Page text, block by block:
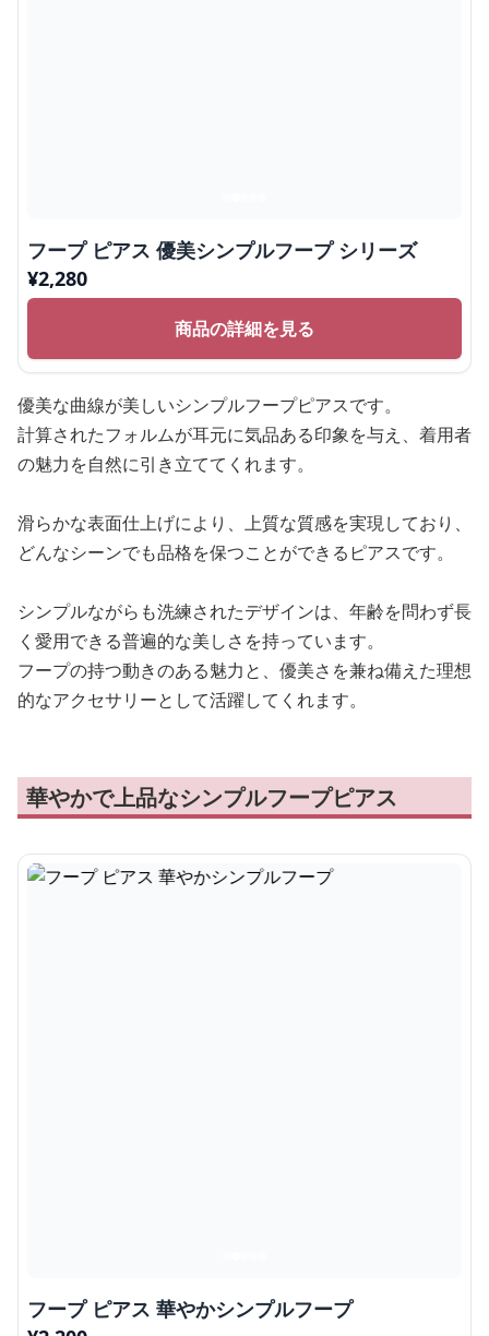
フープ ピアス 優美シンプルフープ シリーズ
¥2,280
商品の詳細を見る
優美な曲線が美しいシンプルフープピアスです。
計算されたフォルムが耳元に気品ある印象を与え、着用者
の魅力を自然に引き立ててくれます。
滑らかな表面仕上げにより、上質な質感を実現しており、
どんなシーンでも品格を保つことができるピアスです。
シンプルながらも洗練されたデザインは、年齢を問わず長
く愛用できる普遍的な美しさを持っています。
フープの持つ動きのある魅力と、優美さを兼ね備えた理想
的なアクセサリーとして活躍してくれます。
華やかで上品なシンプルフープピアス
フープ ピアス 華やかシンプルフープ